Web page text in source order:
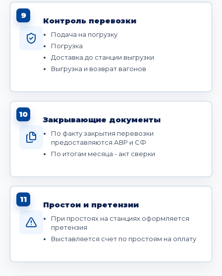
9
Контроль перевозки
Подача на погрузку
Погрузка
Доставка до станции выгрузки
Выгрузка и возврат вагонов
10
Закрывающие документы
По факту закрытия перевозки
предоставляются АВР и СФ
По итогам месяца - акт сверки
11
Простои и претензии
При простоях на станциях оформляется
претензия
Выставляется счет по простоям на оплату